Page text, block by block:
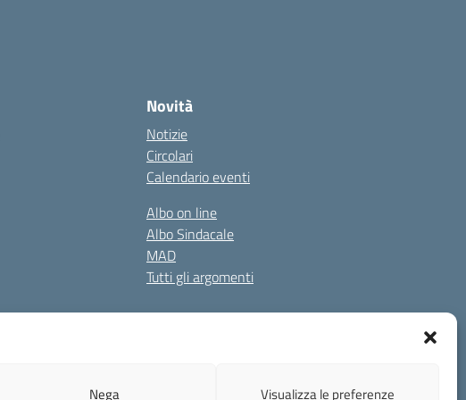
Nega Visualizza le preferenze
Novità
Notizie
Circolari
Calendario eventi
Albo on line
Albo Sindacale
MAD
Tutti gli argomenti